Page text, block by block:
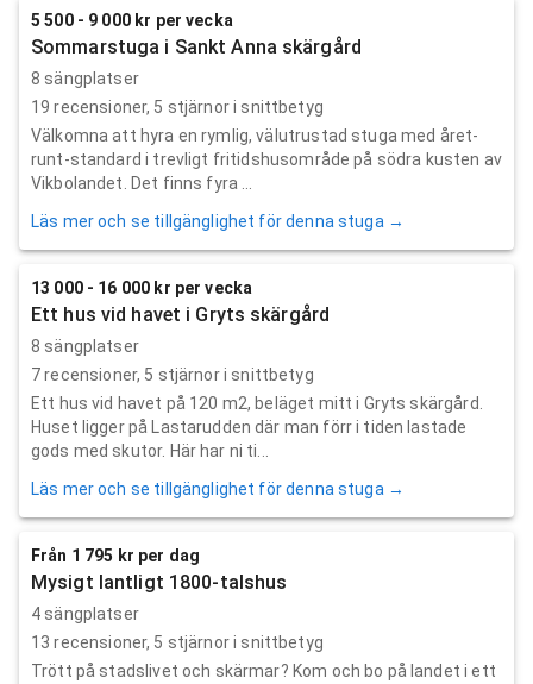
5 500 - 9 000 kr per vecka
Sommarstuga i Sankt Anna skärgård
8 sängplatser
19 recensioner, 5 stjärnor i snittbetyg
Välkomna att hyra en rymlig, välutrustad stuga med året-
runt-standard i trevligt fritidshusområde på södra kusten av
Vikbolandet. Det finns fyra ...
Läs mer och se tillgänglighet för denna stuga →
13 000 - 16 000 kr per vecka
Ett hus vid havet i Gryts skärgård
8 sängplatser
7recensioner, 5 stjärnor i snittbetyg
Ett hus vid havet på 120 m2, beläget mitt i Gryts skärgård.
Huset ligger på Lastarudden där man förr i tiden lastade
gods med skutor. Här har ni ti...
Läs mer och se tillgänglighet för denna stuga →
Från 1 795 kr per dag
Mysigt lantligt 1800-talshus
4 sängplatser
13 recensioner, 5 stjärnor i snittbetyg
Trött på stadslivet och skärmar? Kom och bo på landet i ett